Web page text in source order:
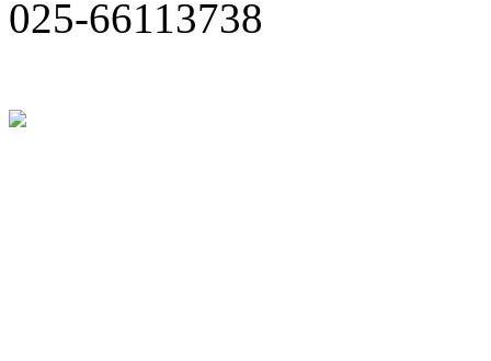
025-66113738